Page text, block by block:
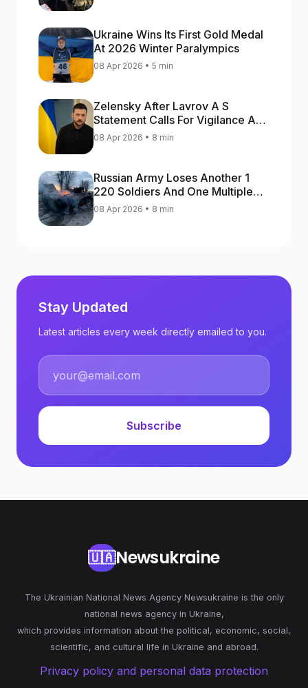
Ukraine Wins Its First Gold Medal
At 2026 Winter Paralympics
08 Apr 2026 • 5 min
Zelensky After Lavrov A S
Statement Calls For Vigilance As
Capital May Be Attacked
08 Apr 2026 • 8 min
Russian Army Loses Another 1
220 Soldiers And One Multiple
Launch Rocket System In War
Against Ukraine
08 Apr 2026 • 8 min
Stay Updated
Latest articles every week directly emailed to you.
Subscribe
🇺🇦Newsukraine
The Ukrainian National News Agency Newsukraine is the only
national news agency in Ukraine,
which provides information about the political, economic, social,
scientific, and cultural life in Ukraine and abroad.
Privacy policy and personal data protection